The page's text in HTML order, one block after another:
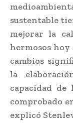
sustentable
mejorar la
hermosos hoy
cambios
la
capacidad de
comprobado
explicó